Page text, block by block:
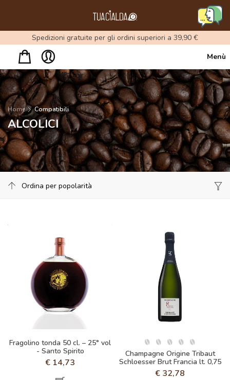
Spedizioni gratuite per gli ordini superiori a 39,90 €
Menù
Home Compatibili
ALCOLICI
Fragolino tonda 50 cl. – 25° vol
- Santo Spirito
€ 14,73
Champagne Origine Tribaut
Schloesser Brut Francia lt. 0,75
€ 32,78